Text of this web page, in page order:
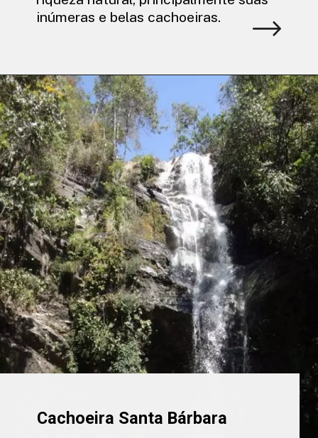
inúmeras e belas cachoeiras.
Cachoeira Santa Bárbara